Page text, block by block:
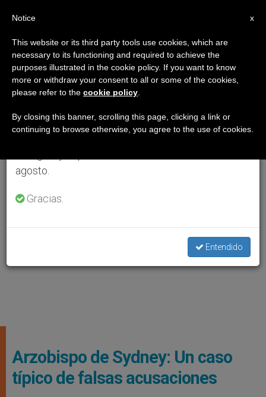
Arzobispo de Sydney: Un caso
típico de falsas acusaciones
×
Aviso importante
Del 27 de julio al 7 de agosto haremos la pausa
anual, aprovechando que en el periodo de verano
se generan menos informaciones y también el
agosto.
Gracias.
Entendido
x
Notice
This website or its third party tools use cookies, which are
necessary to its functioning and required to achieve the
purposes illustrated in the cookie policy. If you want to know
more or withdraw your consent to all or some of the cookies,
please refer to the cookie policy
By closing this banner, scrolling this page, clicking a link or
continuing to browse otherwise, you agree to the use of cookies.